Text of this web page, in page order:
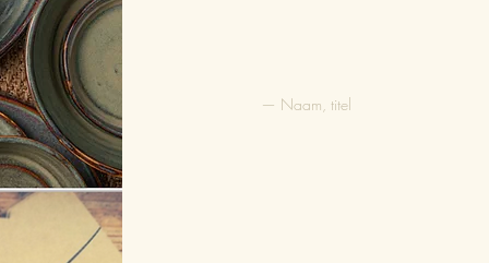
VIS
— Naam, titel